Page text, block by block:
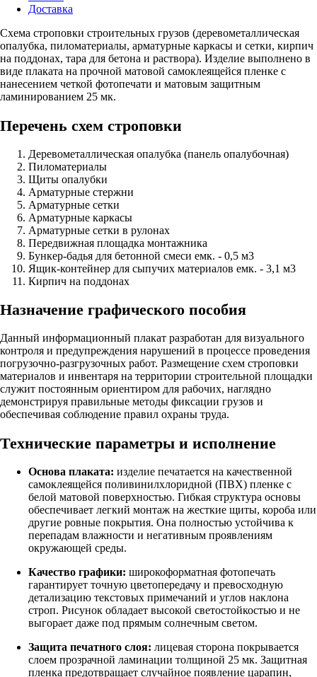
Доставка
Схема строповки строительных грузов (деревометаллическая
опалубка, пиломатериалы, арматурные каркасы и сетки, кирпич
на поддонах, тара для бетона и раствора). Изделие выполнено в
виде плаката на прочной матовой самоклеящейся пленке с
нанесением четкой фотопечати и матовым защитным
ламинированием 25 мк.
Перечень схем строповки
Деревометаллическая опалубка (панель опалубочная)
Пиломатериалы
Щиты опалубки
Арматурные стержни
Арматурные сетки
Арматурные каркасы
Арматурные сетки в рулонах
Передвижная площадка монтажника
Бункер-бадья для бетонной смеси емк. - 0,5 м3
Ящик-контейнер для сыпучих материалов емк. - 3,1 м3
Кирпич на поддонах
Назначение графического пособия
Данный информационный плакат разработан для визуального
контроля и предупреждения нарушений в процессе проведения
погрузочно-разгрузочных работ. Размещение схем строповки
материалов и инвентаря на территории строительной площадки
служит постоянным ориентиром для рабочих, наглядно
демонстрируя правильные методы фиксации грузов и
обеспечивая соблюдение правил охраны труда.
Технические параметры и исполнение
Основа плаката: изделие печатается на качественной
самоклеящейся поливинилхлоридной (ПВХ) пленке с
белой матовой поверхностью. Гибкая структура основы
обеспечивает легкий монтаж на жесткие щиты, короба или
другие ровные покрытия. Она полностью устойчива к
перепадам влажности и негативным проявлениям
окружающей среды.
Качество графики: широкоформатная фотопечать
гарантирует точную цветопередачу и превосходную
детализацию текстовых примечаний и углов наклона
строп. Рисунок обладает высокой светостойкостью и не
выгорает даже под прямым солнечным светом.
Защита печатного слоя: лицевая сторона покрывается
слоем прозрачной ламинации толщиной 25 мк. Защитная
пленка предотвращает случайное появление царапин,